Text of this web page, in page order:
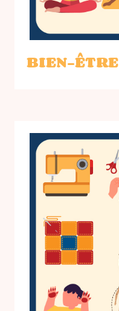
BIEN-ÊTRE